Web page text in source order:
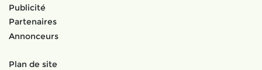
Publicité
Partenaires
Annonceurs
Plan de site